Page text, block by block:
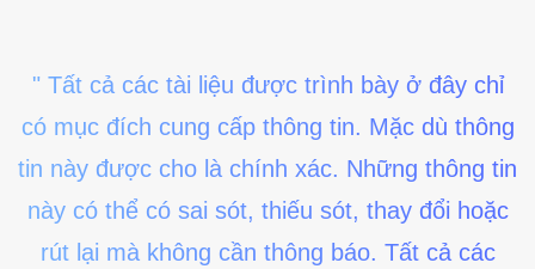
" Tất cả các tài liệu được trình bày ở đây chỉ
có mục đích cung cấp thông tin. Mặc dù thông
tin này được cho là chính xác. Những thông tin
này có thể có sai sót, thiếu sót, thay đổi hoặc
rút lại mà không cần thông báo. Tất cả các